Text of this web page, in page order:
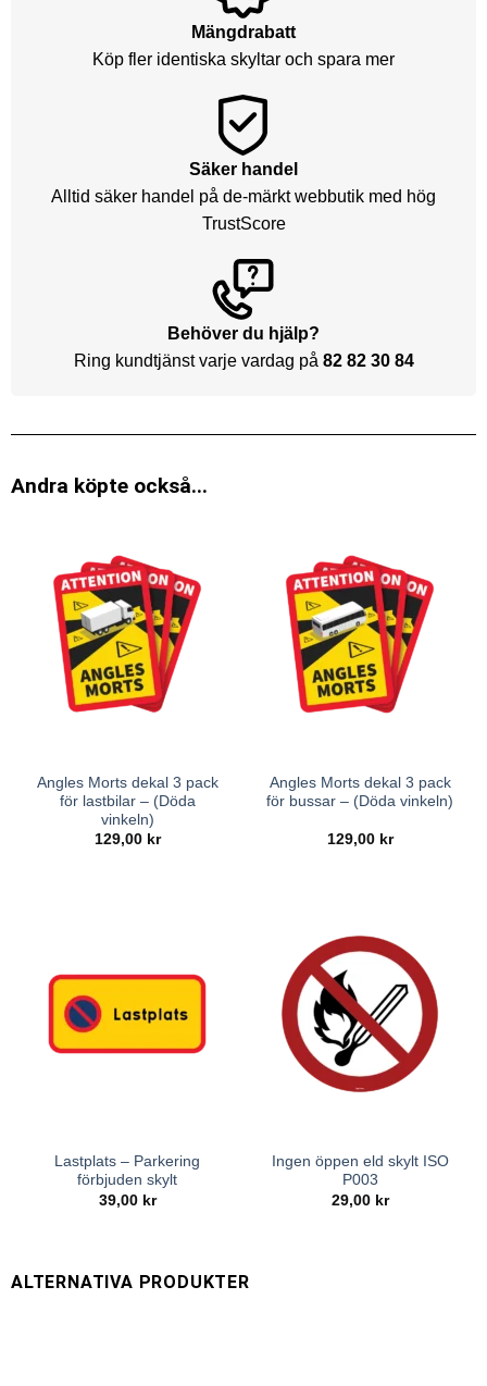
Mängdrabatt
Köp fler identiska skyltar och spara mer
Säker handel
Alltid säker handel på de-märkt webbutik med hög
TrustScore
Behöver du hjälp?
Ring kundtjänst varje vardag på 82 82 30 84
Andra köpte också...
Angles Morts dekal 3 pack
för lastbilar – (Döda
vinkeln)
129,00 kr
Angles Morts dekal 3 pack
för bussar – (Döda vinkeln)
129,00 kr
Lastplats – Parkering
förbjuden skylt
39,00 kr
Ingen öppen eld skylt ISO
P003
29,00 kr